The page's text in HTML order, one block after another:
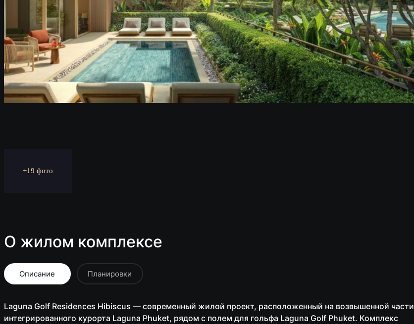
+19 фото
О жилом комплексе
Описание Планировки
Laguna Golf Residences Hibiscus — современный жилой проект, расположенный на возвышенной части
интегрированного курорта Laguna Phuket, рядом с полем для гольфа Laguna Golf Phuket. Комплекс